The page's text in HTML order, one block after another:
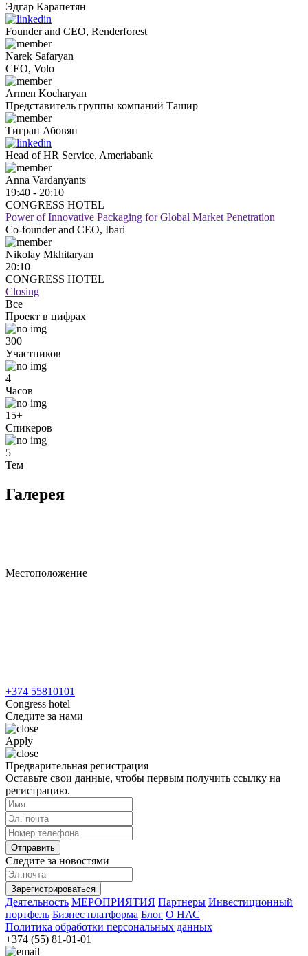
Эдгар Карапетян
Founder and CEO, Renderforest
Narek Safaryan
CEO, Volo
Armen Kocharyan
Представитель группы компаний Ташир
Тигран Абовян
Head of HR Service, Ameriabank
Anna Vardanyants
19:40 - 20:10
CONGRESS HOTEL
Power of Innovative Packaging for Global Market Penetration
Co-founder and CEO, Ibari
Nikolay Mkhitaryan
20:10
CONGRESS HOTEL
Closing
Все
Проект в цифрах
300
Участников
4
Часов
15+
Спикеров
5
Тем
Галерея
Местоположение
+374 55810101
Congress hotel
Следите за нами
Apply
Предварительная регистрация
Оставьте свои данные, чтобы первым получить ссылку на
регистрацию.
Отправить
Следите за новостями
Зарегистрироваться
Деятельность МЕРОПРИЯТИЯ Партнеры Инвестиционный
портфель Бизнес платформа Блог О НАС
Политика обработки персональных данных
+374 (55) 81-01-01